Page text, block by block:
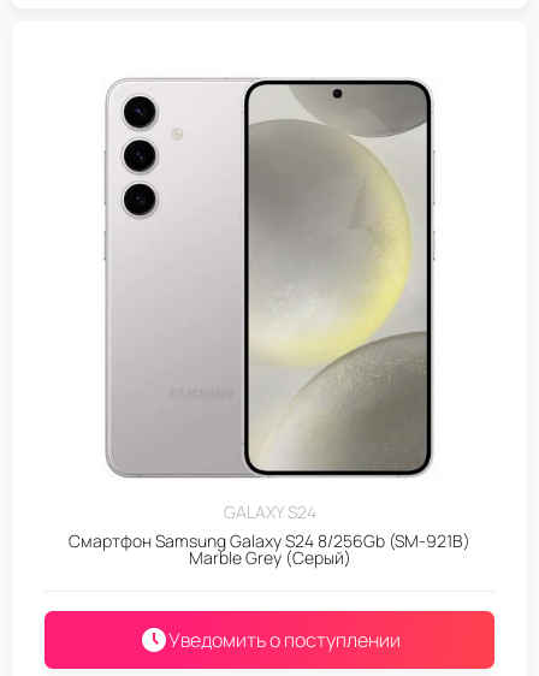
GALAXY S24
Смартфон Samsung Galaxy S24 8/256Gb (SM-921B)
Marble Grey (Серый)
Уведомить о поступлении